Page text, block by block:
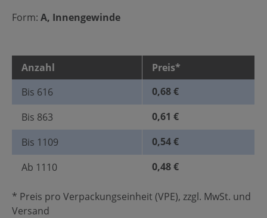
Form: A, Innengewinde
Anzahl
Preis*
Bis 616
0,68 €
Bis 863
0,61 €
Bis 1109
0,54 €
Ab 1110 0,48 €
* Preis pro Verpackungseinheit (VPE), zzgl. MwSt. und
Versand